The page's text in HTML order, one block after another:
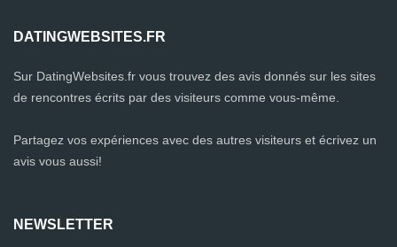
DATINGWEBSITES.FR
Sur DatingWebsites.fr vous trouvez des avis donnés sur les sites
de rencontres écrits par des visiteurs comme vous-même.
Partagez vos expériences avec des autres visiteurs et écrivez un
avis vous aussi!
NEWSLETTER